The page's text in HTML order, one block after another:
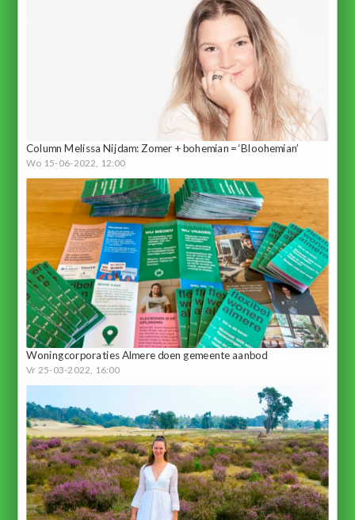
Column Melissa Nijdam: Zomer + bohemian = ‘Bloohemian’
Wo 15-06-2022, 12:00
Woningcorporaties Almere doen gemeente aanbod
Vr 25-03-2022, 16:00